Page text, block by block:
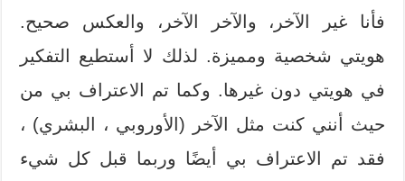
فأنا غير الآخر، والآخر الآخر، والعكس صحيح.
هويتي شخصية ومميزة. لذلك لا أستطيع التفكير
في هويتي دون غيرها. وكما تم الاعتراف بي من
حيث أنني كنت مثل الآخر (الأوروبي ، البشري) ،
فقد تم الاعتراف بي أيضًا وربما قبل كل شيء